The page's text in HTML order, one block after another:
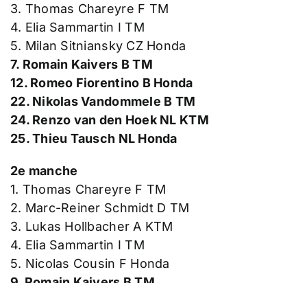
3. Thomas Chareyre F TM
4. Elia Sammartin I TM
5. Milan Sitniansky CZ Honda
7. Romain Kaivers B TM
12. Romeo Fiorentino B Honda
22. Nikolas Vandommele B TM
24. Renzo van den Hoek NL KTM
25. Thieu Tausch NL Honda
2e manche
1. Thomas Chareyre F TM
2. Marc-Reiner Schmidt D TM
3. Lukas Hollbacher A KTM
4. Elia Sammartin I TM
5. Nicolas Cousin F Honda